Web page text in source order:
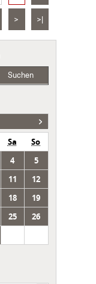
> >|
Suchen
Sa
So
4
5
11
12
18
19
25
26